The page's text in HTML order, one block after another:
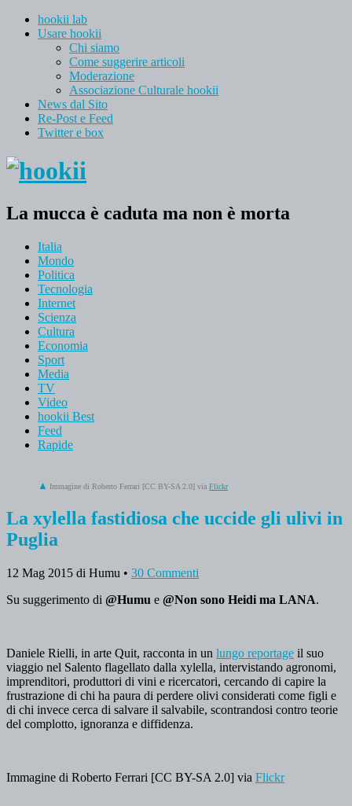
hookii lab
Usare hookii
Chi siamo
Come suggerire articoli
Moderazione
Associazione Culturale hookii
News dal Sito
Re-Post e Feed
Twitter e box
La mucca è caduta ma non è morta
Italia
Mondo
Politica
Tecnologia
Internet
Scienza
Cultura
Economia
Sport
Media
TV
Video
hookii Best
Feed
Rapide
Immagine di Roberto Ferrari [CC BY-SA 2.0] via Flickr
La xylella fastidiosa che uccide gli ulivi in
Puglia
12 Mag 2015 di Humu • 30 Commenti
Su suggerimento di @Humu e @Non sono Heidi ma LANA.
Daniele Rielli, in arte Quit, racconta in un lungo reportage il suo
viaggio nel Salento flagellato dalla xylella, intervistando agronomi,
imprenditori, produttori di vini e ricercatori, cercando di capire la
frustrazione di chi ha paura di perdere olivi considerati come figli e
di chi invece cerca di salvare il salvabile, scontrandosi contro teorie
del complotto, ignoranza e diffidenza.
Immagine di Roberto Ferrari [CC BY-SA 2.0] via Flickr